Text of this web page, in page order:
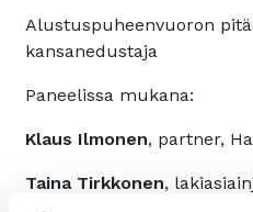
Alustuspuheenvuoron
kansanedustaja
Paneelissa mukana:
Klaus Ilmonen, partner,
Taina Tirkkonen,